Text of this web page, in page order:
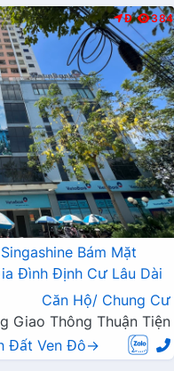
Đ 384
Bám Mặt
Đình Định Cư Lâu Dài
Căn Hộ/ Chung Cư
Giao Thông Thuận Tiện
Đất Ven Đô→